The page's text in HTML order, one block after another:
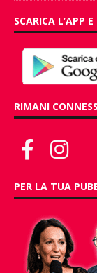
SCARICA L’APP
RIMANI
PER LA TUA